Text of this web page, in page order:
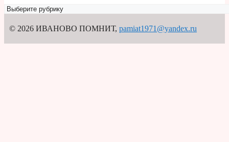
Рубрикатор
© 2026 ИВАНОВО ПОМНИТ, pamiat1971@yandex.ru